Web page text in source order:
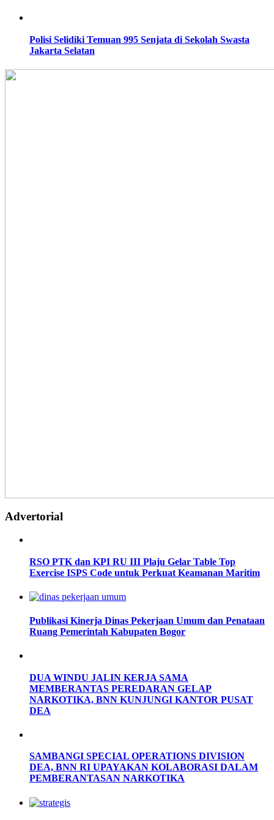
Polisi Selidiki Temuan 995 Senjata di Sekolah Swasta
Jakarta Selatan
Advertorial
RSO PTK dan KPI RU III Plaju Gelar Table Top
Exercise ISPS Code untuk Perkuat Keamanan Maritim
Publikasi Kinerja Dinas Pekerjaan Umum dan Penataan
Ruang Pemerintah Kabupaten Bogor
DUA WINDU JALIN KERJA SAMA
MEMBERANTAS PEREDARAN GELAP
NARKOTIKA, BNN KUNJUNGI KANTOR PUSAT
DEA
SAMBANGI SPECIAL OPERATIONS DIVISION
DEA, BNN RI UPAYAKAN KOLABORASI DALAM
PEMBERANTASAN NARKOTIKA